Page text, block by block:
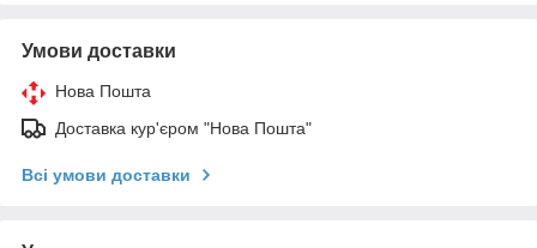
Умови доставки
Нова Пошта
Доставка кур'єром "Нова Пошта"
Всі умови доставки